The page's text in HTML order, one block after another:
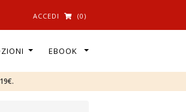
ACCEDI (0)
EBOOK